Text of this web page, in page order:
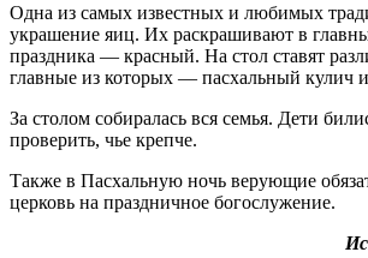
Одна из самых известных и любимых
украшение яиц. Их раскрашивают в
праздника — красный. На стол ставят
главные из которых — пасхальный кулич
За столом собиралась вся семья. Дети
проверить, чье крепче.
Также в Пасхальную ночь верующие
церковь на праздничное богослужение.